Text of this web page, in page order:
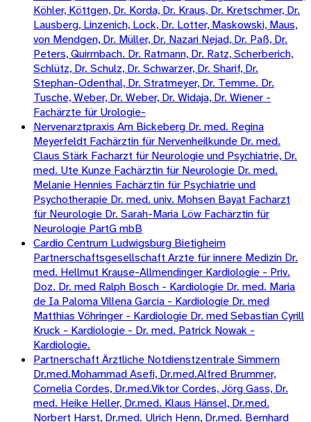
Köhler, Köttgen, Dr. Korda, Dr. Kraus, Dr. Kretschmer, Dr.
Lausberg, Linzenich, Lock, Dr. Lotter, Maskowski, Maus,
von Mendgen, Dr. Müller, Dr. Nazari Nejad, Dr. Paß, Dr.
Peters, Quirmbach. Dr. Ratmann, Dr. Ratz, Scherberich,
Schlütz, Dr. Schulz, Dr. Schwarzer, Dr. Sharif, Dr.
Stephan-Odenthal, Dr. Stratmeyer, Dr. Temme. Dr.
Tusche, Weber, Dr. Weber, Dr. Widaja, Dr. Wiener -
Fachärzte für Urologie-
Nervenarztpraxis Am Bickeberg Dr. med. Regina
Meyerfeldt Fachärztin für Nervenheilkunde Dr. med.
Claus Stärk Facharzt für Neurologie und Psychiatrie, Dr.
med. Ute Kunze Fachärztin für Neurologie Dr. med.
Melanie Hennies Fachärztin für Psychiatrie und
Psychotherapie Dr. med. univ. Mohsen Bayat Facharzt
für Neurologie Dr. Sarah-Maria Löw Fachärztin für
Neurologie PartG mbB
Cardio Centrum Ludwigsburg Bietigheim
Partnerschaftsgesellschaft Arzte für innere Medizin Dr.
med. Hellmut Krause-Allmendinger Kardiologie - Priv.
Doz. Dr. med Ralph Bosch - Kardiologie Dr. med. Maria
de Ia Paloma Villena Garcia - Kardiologie Dr. med
Matthias Vöhringer - Kardiologie Dr. med Sebastian Cyrill
Kruck - Kardiologie - Dr. med. Patrick Nowak -
Kardiologie.
Partnerschaft Ärztliche Notdienstzentrale Simmern
Dr.med.Mohammad Asefi, Dr.med.Alfred Brummer,
Cornelia Cordes, Dr.med.Viktor Cordes, Jörg Gass, Dr.
med. Heike Heller, Dr.med. Klaus Hänsel, Dr.med.
Norbert Harst, Dr.med. Ulrich Henn, Dr.med. Bernhard